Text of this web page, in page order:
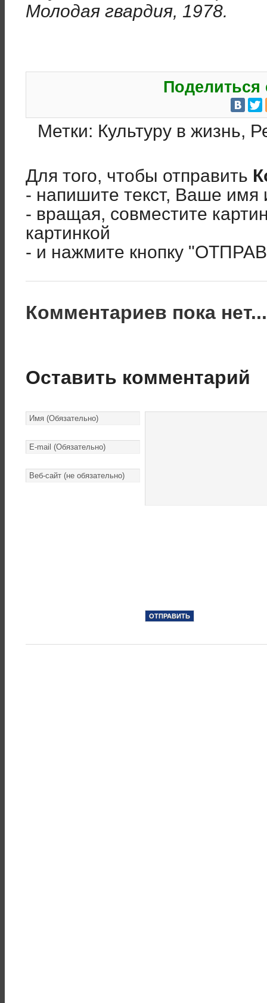
Молодая гвардия, 1978.
Поделиться
Метки: Культуру в жизнь,
Для того, чтобы отправить
- напишите текст, Ваше имя
- вращая, совместите
картинкой
- и нажмите кнопку
Комментариев пока
Оставить комментарий